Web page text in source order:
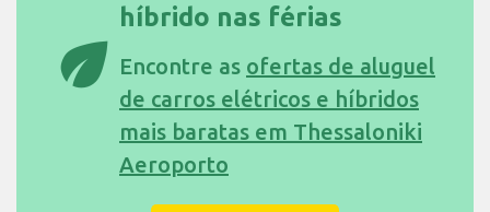
eco
híbrido nas férias
Encontre as ofertas de aluguel
de carros elétricos e híbridos
mais baratas em Thessaloniki
Aeroporto